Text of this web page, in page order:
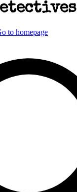
to homepage